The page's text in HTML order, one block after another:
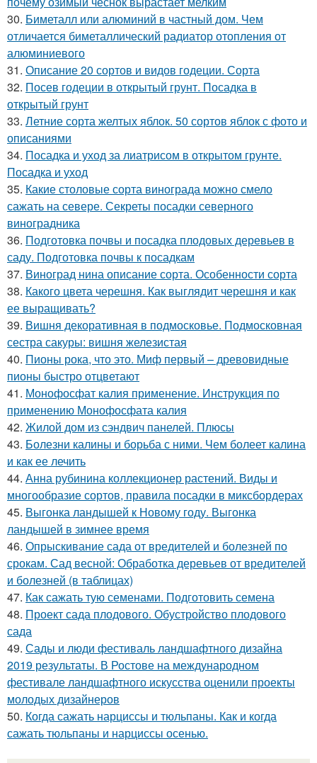
30. Биметалл или алюминий в частный дом. Чем
отличается биметаллический радиатор отопления от
алюминиевого
31. Описание 20 сортов и видов годеции. Сорта
32. Посев годеции в открытый грунт. Посадка в
открытый грунт
33. Летние сорта желтых яблок. 50 сортов яблок с фото и
описаниями
34. Посадка и уход за лиатрисом в открытом грунте.
Посадка и уход
35. Какие столовые сорта винограда можно смело
сажать на севере. Секреты посадки северного
виноградника
36. Подготовка почвы и посадка плодовых деревьев в
саду. Подготовка почвы к посадкам
37. Виноград нина описание сорта. Особенности сорта
38. Какого цвета черешня. Как выглядит черешня и как
ее выращивать?
39. Вишня декоративная в подмосковье. Подмосковная
сестра сакуры: вишня железистая
40. Пионы рока, что это. Миф первый – древовидные
пионы быстро отцветают
41. Монофосфат калия применение. Инструкция по
применению Монофосфата калия
42. Жилой дом из сэндвич панелей. Плюсы
43. Болезни калины и борьба с ними. Чем болеет калина
и как ее лечить
44. Анна рубинина коллекционер растений. Виды и
многообразие сортов, правила посадки в миксбордерах
45. Выгонка ландышей к Новому году. Выгонка
ландышей в зимнее время
46. Опрыскивание сада от вредителей и болезней по
срокам. Сад весной: Обработка деревьев от вредителей
и болезней (в таблицах)
47. Как сажать тую семенами. Подготовить семена
48. Проект сада плодового. Обустройство плодового
сада
49. Сады и люди фестиваль ландшафтного дизайна
2019 результаты. В Ростове на международном
фестивале ландшафтного искусства оценили проекты
молодых дизайнеров
50. Когда сажать нарциссы и тюльпаны. Как и когда
сажать тюльпаны и нарциссы осенью.